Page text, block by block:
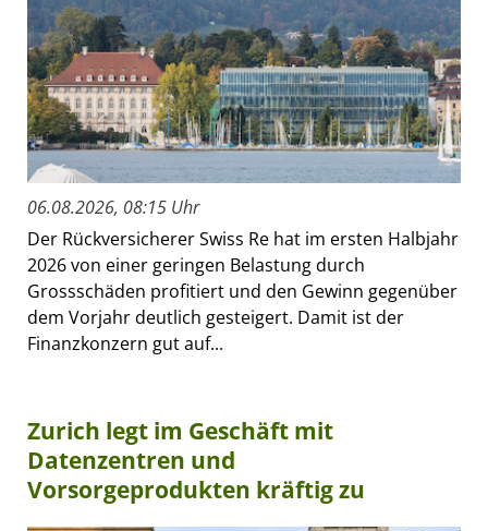
06.08.2026, 08:15 Uhr
Der Rückversicherer Swiss Re hat im ersten Halbjahr
2026 von einer geringen Belastung durch
Grossschäden profitiert und den Gewinn gegenüber
dem Vorjahr deutlich gesteigert. Damit ist der
Finanzkonzern gut auf...
Zurich legt im Geschäft mit
Datenzentren und
Vorsorgeprodukten kräftig zu